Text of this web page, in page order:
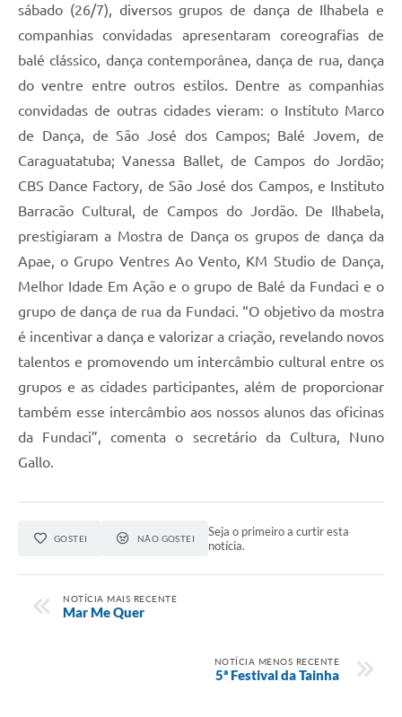
sábado (26/7), diversos grupos de dança de Ilhabela e
companhias convidadas apresentaram coreografias de
balé clássico, dança contemporânea, dança de rua, dança
do ventre entre outros estilos. Dentre as companhias
convidadas de outras cidades vieram: o Instituto Marco
de Dança, de São José dos Campos; Balé Jovem, de
Caraguatatuba; Vanessa Ballet, de Campos do Jordão;
CBS Dance Factory, de São José dos Campos, e Instituto
Barracão Cultural, de Campos do Jordão. De Ilhabela,
prestigiaram a Mostra de Dança os grupos de dança da
Apae, o Grupo Ventres Ao Vento, KM Studio de Dança,
Melhor Idade Em Ação e o grupo de Balé da Fundaci e o
grupo de dança de rua da Fundaci. “O objetivo da mostra
é incentivar a dança e valorizar a criação, revelando novos
talentos e promovendo um intercâmbio cultural entre os
grupos e as cidades participantes, além de proporcionar
também esse intercâmbio aos nossos alunos das oficinas
da Fundaci”, comenta o secretário da Cultura, Nuno
Gallo.
GOSTEI NÃO GOSTEI
Seja o primeiro a curtir esta
notícia.
NOTÍCIA MAIS RECENTE
Mar Me Quer
NOTÍCIA MENOS RECENTE
5ª Festival da Tainha